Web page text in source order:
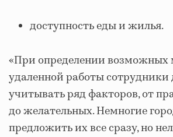
доступность еды и жилья.
«При определении возможных
удаленной работы
учитывать ряд факторов, от
до желательных. Немногие
предложить их все сразу, но